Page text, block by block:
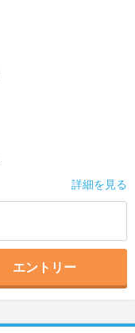
詳細を見る
エントリー